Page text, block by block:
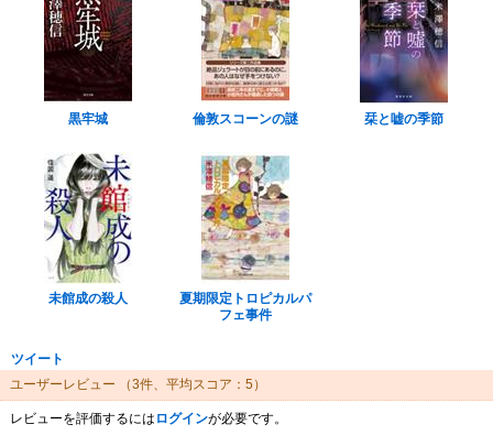
黒牢城 倫敦スコーンの謎 栞と嘘の季節
未館成の殺人
夏期限定トロピカルパ
フェ事件
ツイート
ユーザーレビュー
（3件、平均スコア：5）
レビューを評価するには ログインが必要です。